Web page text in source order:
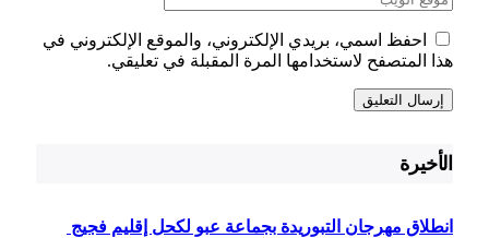
احفظ اسمي، بريدي الإلكتروني، والموقع الإلكتروني في
هذا المتصفح لاستخدامها المرة المقبلة في تعليقي.
الأخيرة
انطلاق مهرجان التبوريدة بجماعة عبو لكحل إقليم فجيج